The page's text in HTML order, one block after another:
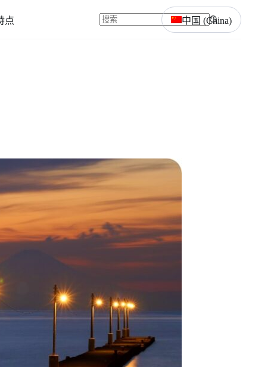
点 中国 (China)